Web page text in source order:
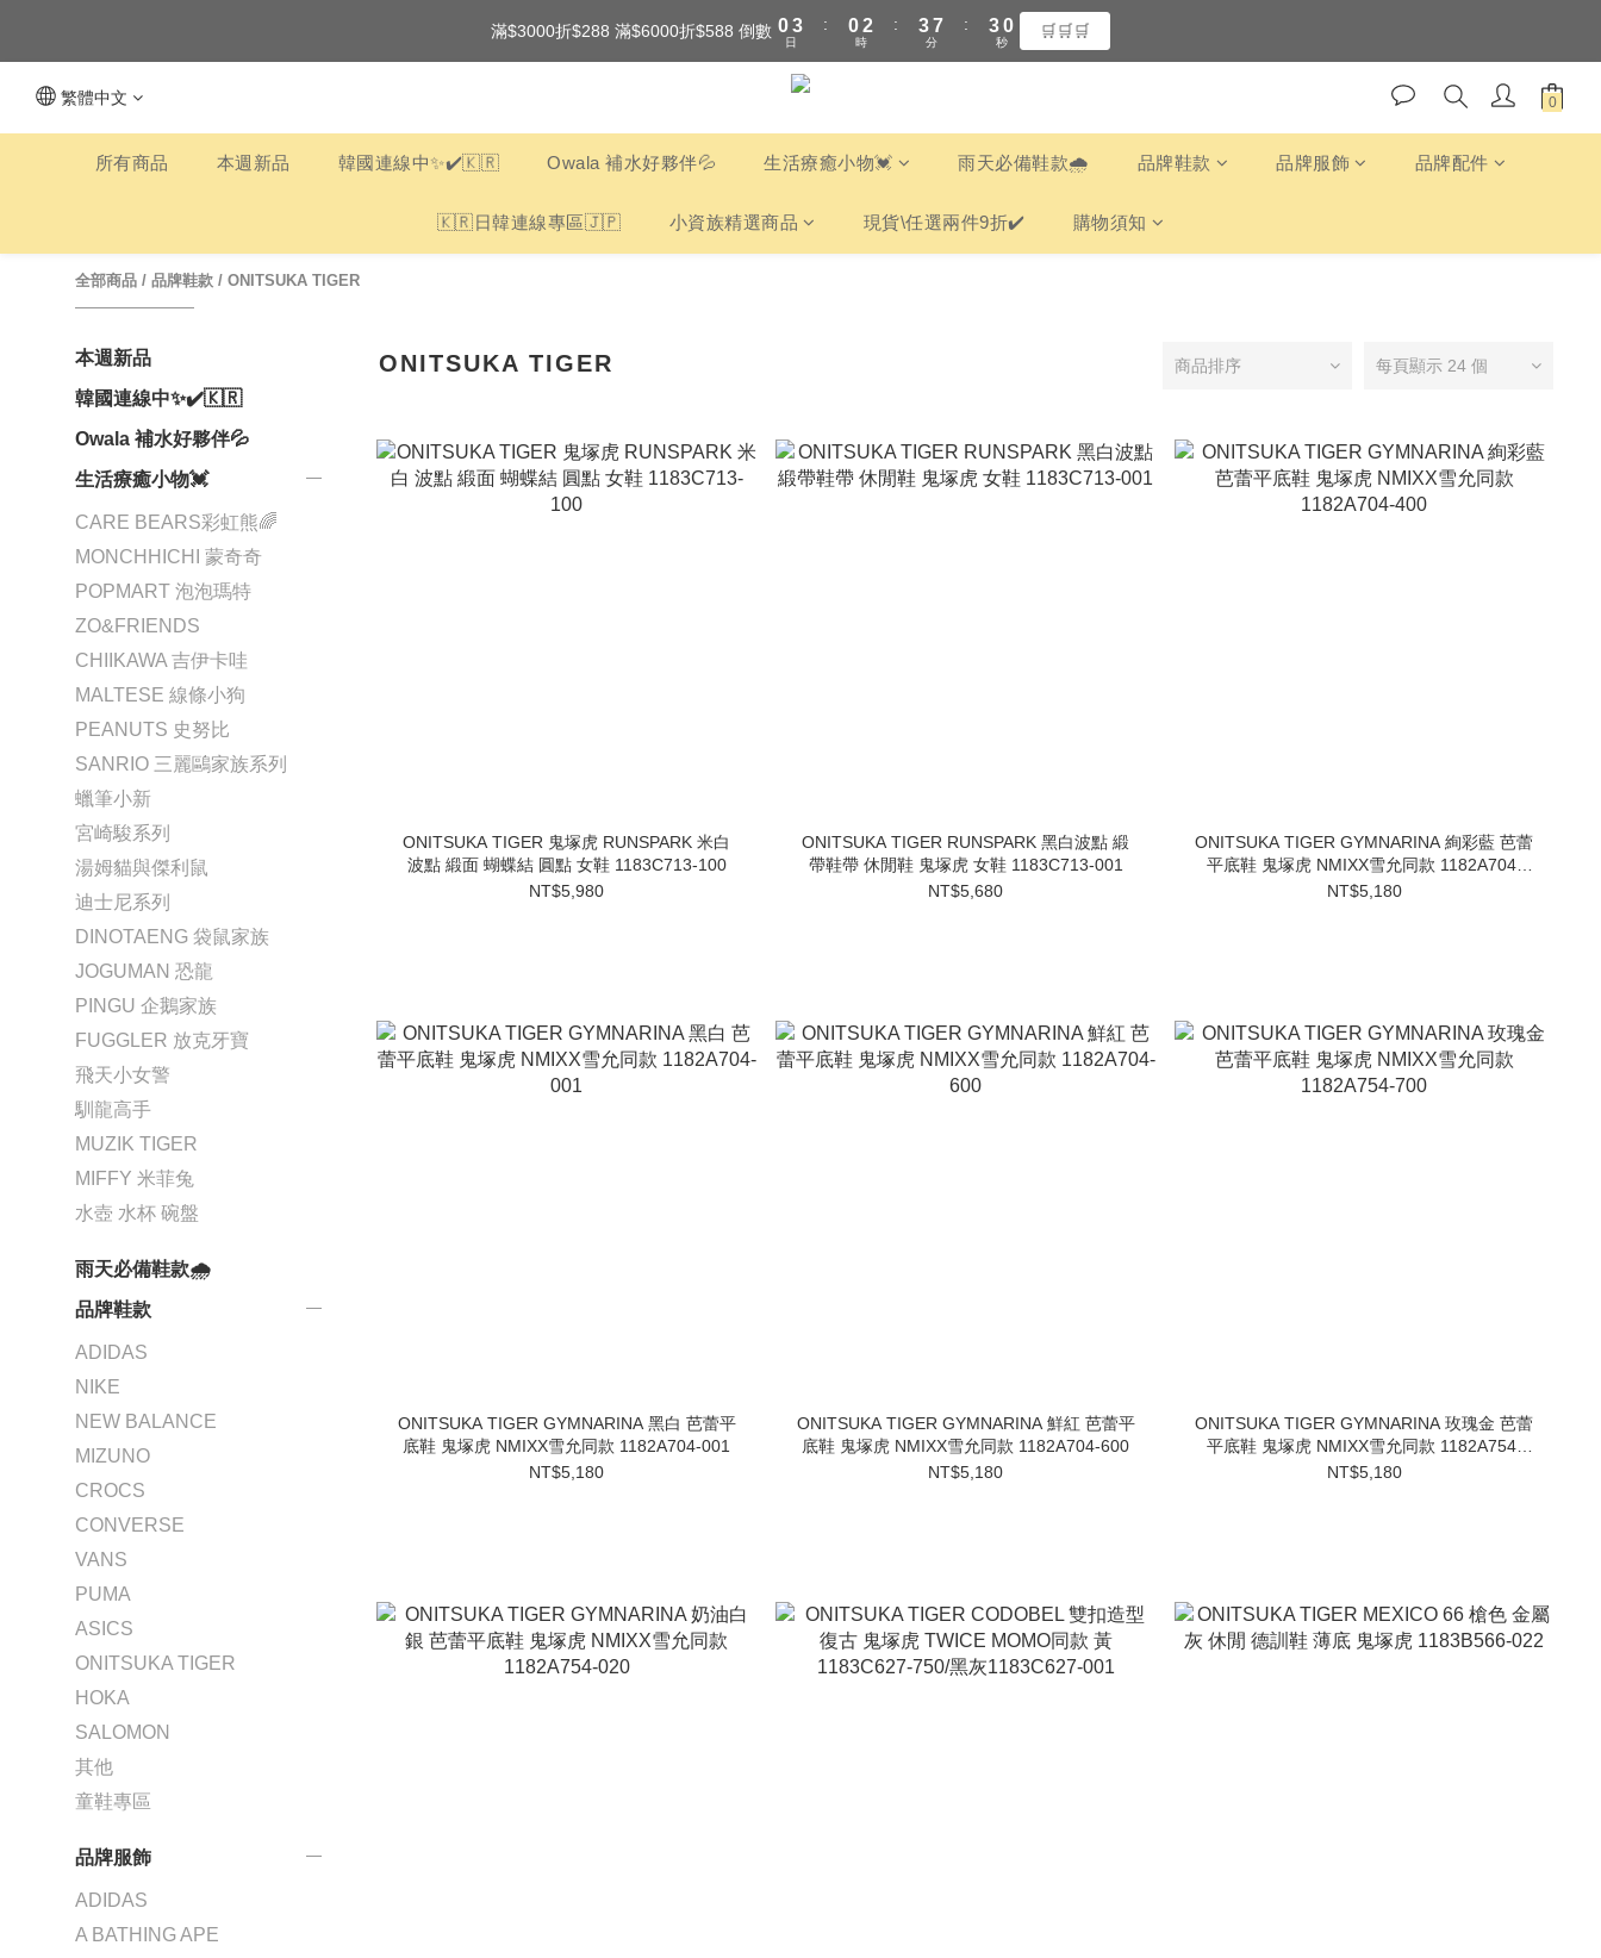
全館滿$3000享『超商』免運費
滿$3000折$288 滿$6000折$588 倒數 03
2
1
日
:
02
1
時
:
3
2
7
6
3
分
:
2
1
9
8
5
4
1
秒
🛒🛒🛒
全館滿$3000享『超商』免運費
繁體中文
所有商品 本週新品 韓國連線中✨✔️🇰🇷 Owala 補水好夥伴💦 生活療癒小物💓 雨天必備鞋款🌧️ 品牌鞋款 品牌服飾 品牌配件
🇰🇷日韓連線專區🇯🇵 小資族精選商品 現貨\任選兩件9折✔️ 購物須知
全部商品 / 品牌鞋款 / ONITSUKA TIGER
本週新品
韓國連線中✨✔️🇰🇷
Owala 補水好夥伴💦
生活療癒小物💓
CARE BEARS彩虹熊🌈
MONCHHICHI 蒙奇奇
POPMART 泡泡瑪特
ZO&FRIENDS
CHIIKAWA 吉伊卡哇
MALTESE 線條小狗
PEANUTS 史努比
SANRIO 三麗鷗家族系列
蠟筆小新
宮崎駿系列
湯姆貓與傑利鼠
迪士尼系列
DINOTAENG 袋鼠家族
JOGUMAN 恐龍
PINGU 企鵝家族
FUGGLER 放克牙寶
飛天小女警
馴龍高手
MUZIK TIGER
MIFFY 米菲兔
水壺 水杯 碗盤
雨天必備鞋款🌧️
品牌鞋款
ADIDAS
NIKE
NEW BALANCE
MIZUNO
CROCS
CONVERSE
VANS
PUMA
ASICS
ONITSUKA TIGER
HOKA
SALOMON
其他
童鞋專區
品牌服飾
ADIDAS
A BATHING APE
ONITSUKA TIGER 商品排序 每頁顯示 24 個
ONITSUKA TIGER 鬼塚虎 RUNSPARK 米白
波點 緞面 蝴蝶結 圓點 女鞋 1183C713-100
NT$5,980
ONITSUKA TIGER RUNSPARK 黑白波點 緞
帶鞋帶 休閒鞋 鬼塚虎 女鞋 1183C713-001
NT$5,680
ONITSUKA TIGER GYMNARINA 絢彩藍 芭蕾
平底鞋 鬼塚虎 NMIXX雪允同款 1182A704-
400
NT$5,180
ONITSUKA TIGER GYMNARINA 黑白 芭蕾平
底鞋 鬼塚虎 NMIXX雪允同款 1182A704-001
NT$5,180
ONITSUKA TIGER GYMNARINA 鮮紅 芭蕾平
底鞋 鬼塚虎 NMIXX雪允同款 1182A704-600
NT$5,180
ONITSUKA TIGER GYMNARINA 玫瑰金 芭蕾
平底鞋 鬼塚虎 NMIXX雪允同款 1182A754-
700
NT$5,180